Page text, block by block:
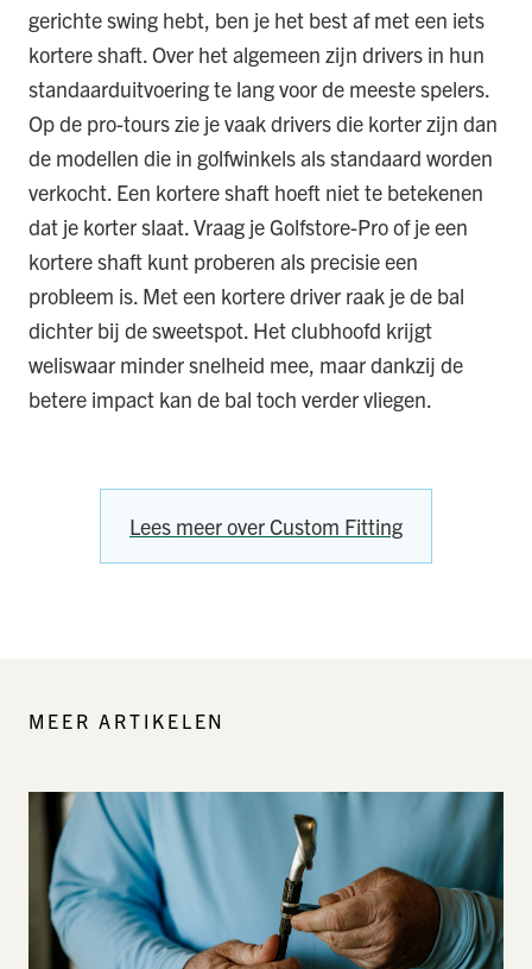
gerichte swing hebt, ben je het best af met een iets
kortere shaft. Over het algemeen zijn drivers in hun
standaarduitvoering te lang voor de meeste spelers.
Op de pro-tours zie je vaak drivers die korter zijn dan
de modellen die in golfwinkels als standaard worden
verkocht. Een kortere shaft hoeft niet te betekenen
dat je korter slaat. Vraag je Golfstore-Pro of je een
kortere shaft kunt proberen als precisie een
probleem is. Met een kortere driver raak je de bal
dichter bij de sweetspot. Het clubhoofd krijgt
weliswaar minder snelheid mee, maar dankzij de
betere impact kan de bal toch verder vliegen.
Lees meer over Custom Fitting
MEER ARTIKELEN